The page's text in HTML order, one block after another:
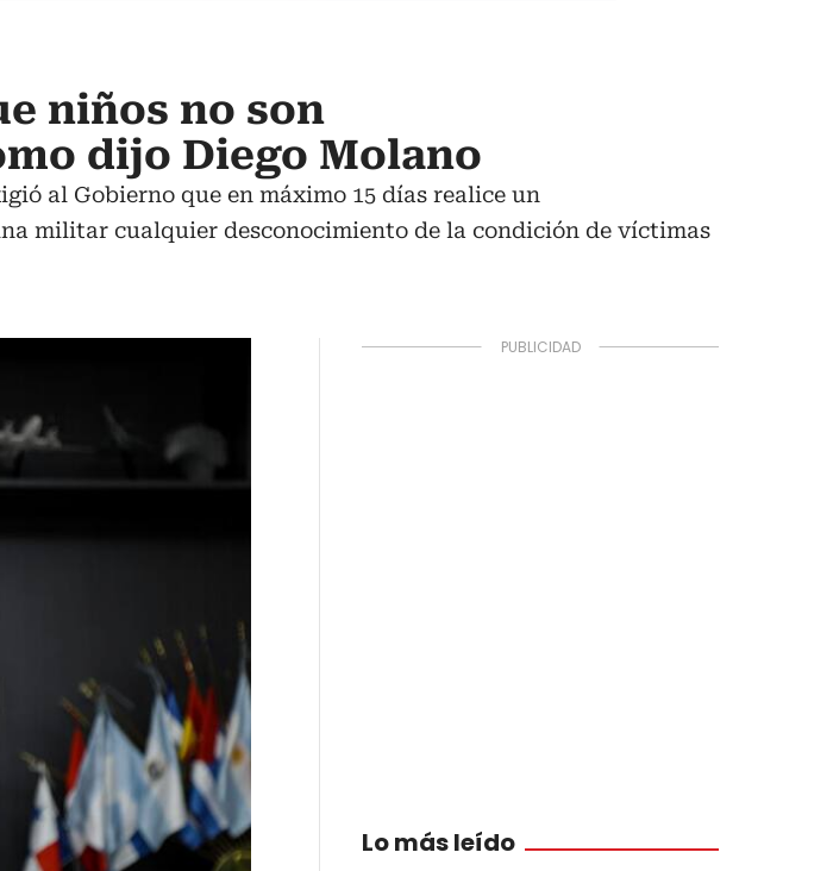
niños no son
dijo Diego Molano
al Gobierno que en máximo 15 días realice un
militar cualquier desconocimiento de la condición de víctimas
Lo más leído